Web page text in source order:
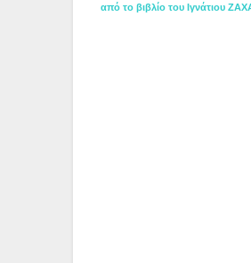
από το βιβλίο του Ιγνάτιου